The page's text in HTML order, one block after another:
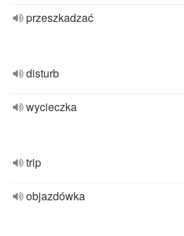
przeszkadzać
disturb
wycieczka
trip
objazdówka